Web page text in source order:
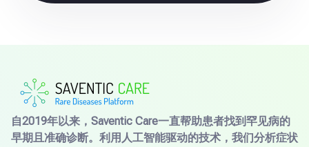
自2019年以来，Saventic Care一直帮助患者找到罕见病的
早期且准确诊断。利用人工智能驱动的技术，我们分析症状